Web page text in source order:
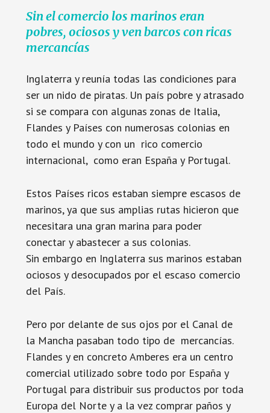
Sin el comercio los marinos eran
pobres, ociosos y ven barcos con ricas
mercancías
Inglaterra y reunía todas las condiciones para
ser un nido de piratas. Un país pobre y atrasado
si se compara con algunas zonas de Italia,
Flandes y Países con numerosas colonias en
todo el mundo y con un rico comercio
internacional, como eran España y Portugal.
Estos Países ricos estaban siempre escasos de
marinos, ya que sus amplias rutas hicieron que
necesitara una gran marina para poder
conectar y abastecer a sus colonias.
Sin embargo en Inglaterra sus marinos estaban
ociosos y desocupados por el escaso comercio
del País.
Pero por delante de sus ojos por el Canal de
la Mancha pasaban todo tipo de mercancías.
Flandes y en concreto Amberes era un centro
comercial utilizado sobre todo por España y
Portugal para distribuir sus productos por toda
Europa del Norte y a la vez comprar paños y